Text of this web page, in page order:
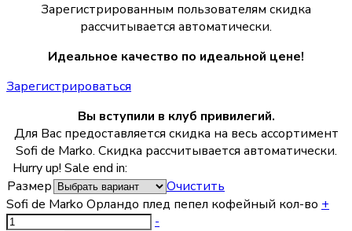
Зарегистрированным пользователям скидка
рассчитывается автоматически.
Идеальное качество по идеальной цене!
Зарегистрироваться
Вы вступили в клуб привилегий.
Для Вас предоставляется скидка на весь ассортимент
Sofi de Marko. Скидка рассчитывается автоматически.
Hurry up! Sale end in:
Размер
Очистить
Sofi de Marko Орландо плед пепел кофейный кол-во +
-